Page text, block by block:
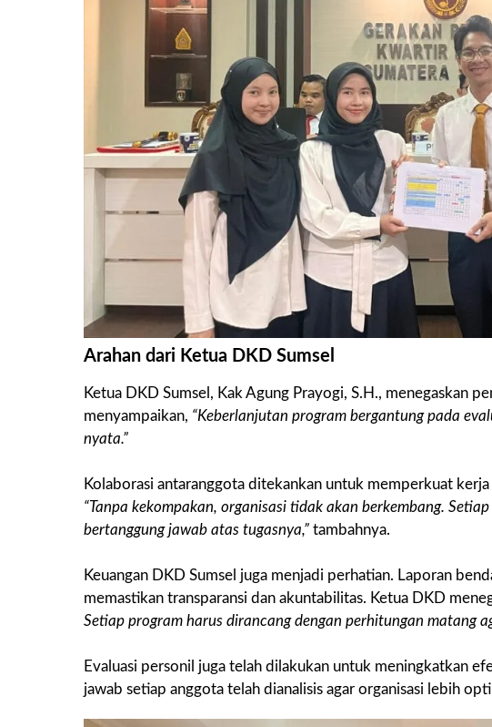
Arahan dari Ketua DKD Sumsel
Ketua DKD Sumsel, Kak Agung Prayogi, S.H., menegaskan
menyampaikan, “Keberlanjutan program bergantung pada
nyata.”
Kolaborasi antaranggota ditekankan untuk memperkuat
“Tanpa kekompakan, organisasi tidak akan berkembang.
bertanggung jawab atas tugasnya,” tambahnya.
Keuangan DKD Sumsel juga menjadi perhatian. Laporan
memastikan transparansi dan akuntabilitas. Ketua DKD
Setiap program harus dirancang dengan perhitungan matang
Evaluasi personil juga telah dilakukan untuk meningkatkan
jawab setiap anggota telah dianalisis agar organisasi lebih